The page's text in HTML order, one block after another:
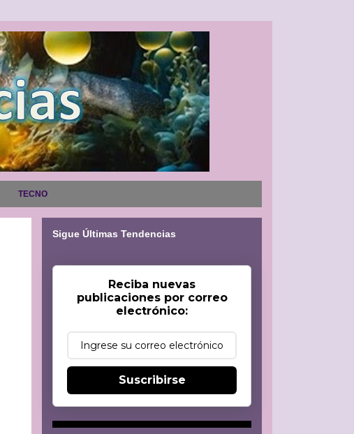
TECNO
Sigue Últimas Tendencias
Reciba nuevas
publicaciones por correo
electrónico:
Suscribirse